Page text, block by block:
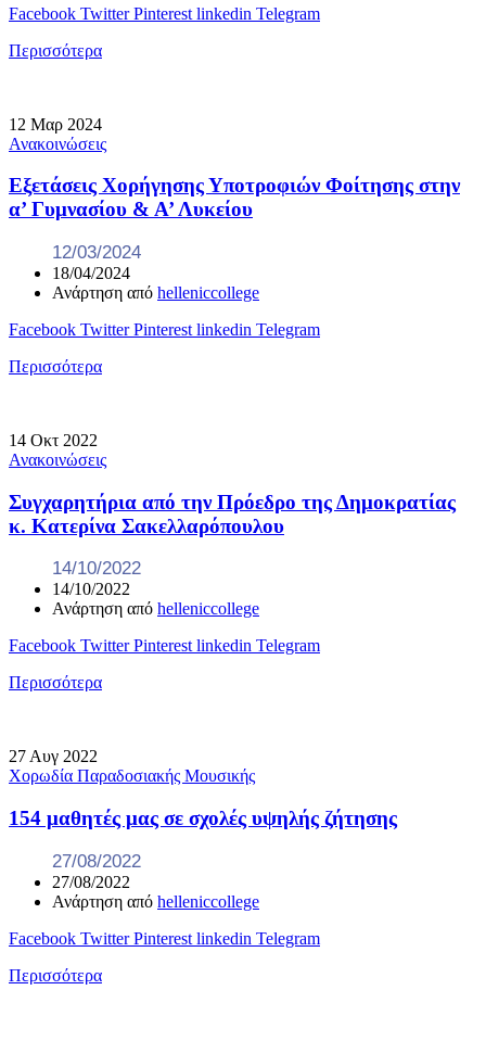
Facebook Twitter Pinterest linkedin Telegram
Περισσότερα
12 Μαρ 2024
Ανακοινώσεις
Εξετάσεις Χορήγησης Υποτροφιών Φοίτησης στην
α’ Γυμνασίου & Α’ Λυκείου
12/03/2024
18/04/2024
Ανάρτηση από helleniccollege
Facebook Twitter Pinterest linkedin Telegram
Περισσότερα
14 Οκτ 2022
Ανακοινώσεις
Συγχαρητήρια από την Πρόεδρο της Δημοκρατίας
κ. Κατερίνα Σακελλαρόπουλου
14/10/2022
14/10/2022
Ανάρτηση από helleniccollege
Facebook Twitter Pinterest linkedin Telegram
Περισσότερα
27Αυγ 2022
Χορωδία Παραδοσιακής Μουσικής
154 μαθητές μας σε σχολές υψηλής ζήτησης
27/08/2022
27/08/2022
Ανάρτηση από helleniccollege
Facebook Twitter Pinterest linkedin Telegram
Περισσότερα